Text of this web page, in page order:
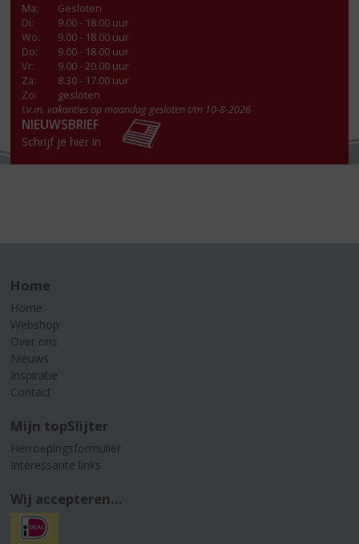
Ma:
Gesloten
Di:
9.00 - 18.00 uur
Wo:
9.00 - 18.00 uur
Do:
9.00 - 18.00 uur
Vr:
9.00 - 20.00 uur
Za:
8.30 - 17.00 uur
Zo:
gesloten
I.v.m. vakanties op maandag gesloten t/m 10-8-2026
NIEUWSBRIEF
Schrijf je hier in
Home
Home
Webshop
Over ons
Nieuws
Inspiratie
Contact
Mijn topSlijter
Herroepingsformulier
Interessante links
Wij accepteren...